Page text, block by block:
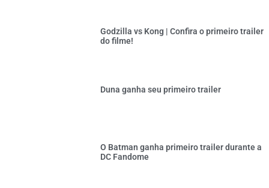
Godzilla vs Kong | Confira o primeiro trailer
do filme!
Duna ganha seu primeiro trailer
O Batman ganha primeiro trailer durante a
DC Fandome